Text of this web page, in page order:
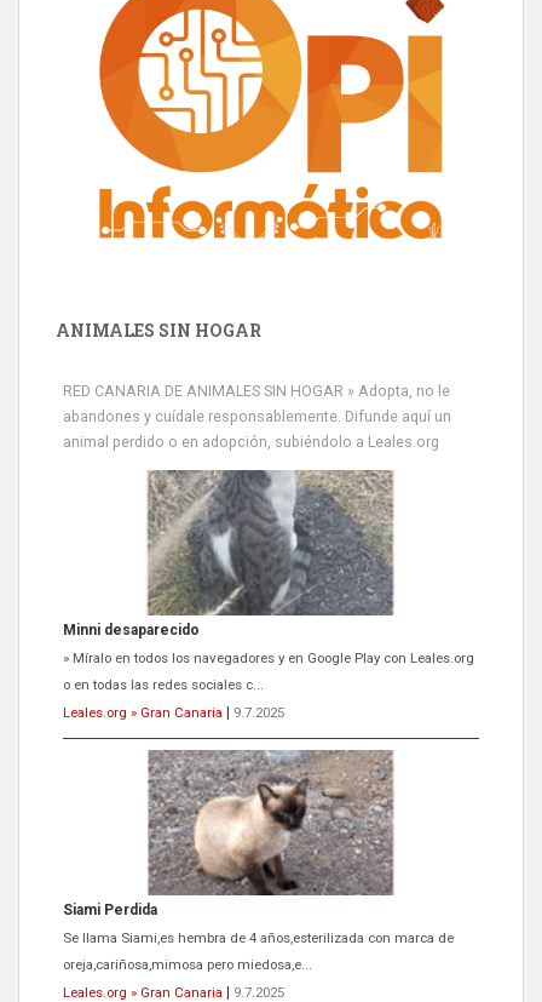
ANIMALES SIN HOGAR
RED CANARIA DE ANIMALES SIN HOGAR » Adopta, no le
abandones y cuídale responsablemente. Difunde aquí un
animal perdido o en adopción, subiéndolo a Leales.org
Minni desaparecido
» Míralo en todos los navegadores y en Google Play con Leales.org
o en todas las redes sociales c...
Leales.org » Gran Canaria
9.7.2025
Siami Perdida
Se llama Siami,es hembra de 4 años,esterilizada con marca de
oreja,cariñosa,mimosa pero miedosa,e...
Leales.org » Gran Canaria
9.7.2025